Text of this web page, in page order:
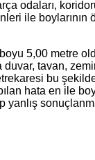
odaları,
ile boylarının
5,00 metre
tavan,
bu
hata en ile
yanlış